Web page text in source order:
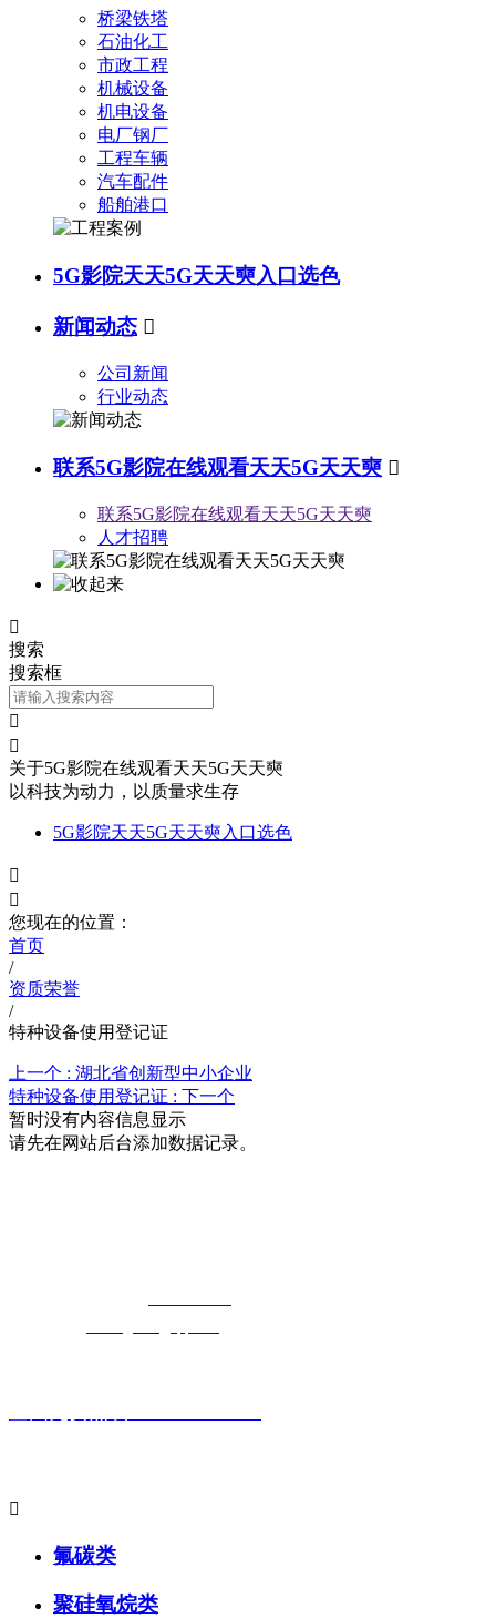
桥梁铁塔
石油化工
市政工程
机械设备
机电设备
电厂钢厂
工程车辆
汽车配件
船舶港口
5G影院天天5G天天奭入口选色
新闻动态 
公司新闻
行业动态
联系5G影院在线观看天天5G天天奭 
联系5G影院在线观看天天5G天天奭
人才招聘

搜索
搜索框


关于5G影院在线观看天天5G天天奭
以科技为动力，以质量求生存
5G影院天天5G天天奭入口选色


您现在的位置：
首页
/
资质荣誉
/
特种设备使用登记证
上一个 : 湖北省创新型中小企业
特种设备使用登记证 : 下一个
暂时没有内容信息显示
请先在网站后台添加数据记录。

氟碳类
聚硅氧烷类